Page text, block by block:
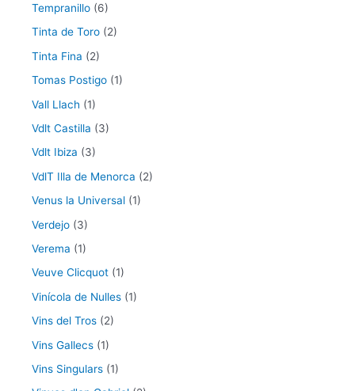
Tempranillo (6)
Tinta de Toro (2)
Tinta Fina (2)
Tomas Postigo (1)
Vall Llach (1)
Vdlt Castilla (3)
Vdlt Ibiza (3)
VdlT Illa de Menorca (2)
Venus la Universal (1)
Verdejo (3)
Verema (1)
Veuve Clicquot (1)
Vinícola de Nulles (1)
Vins del Tros (2)
Vins Gallecs (1)
Vins Singulars (1)